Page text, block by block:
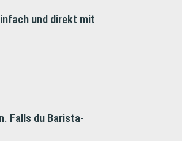
und direkt mit
Falls du Barista-